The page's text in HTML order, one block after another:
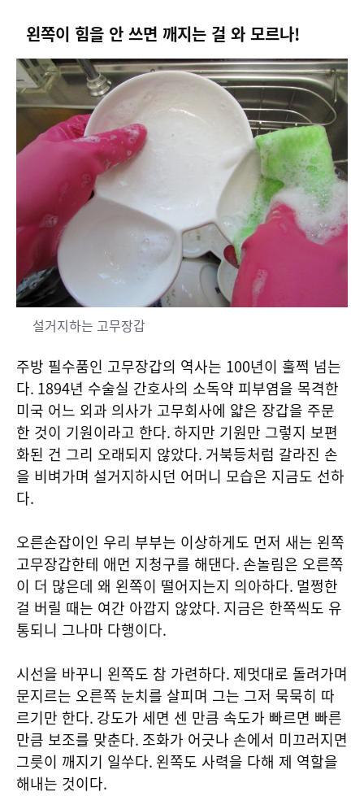
왼쪽이 힘을 안 쓰면 깨지는 걸 와 모르나!
설거지하는 고무장갑
주방 필수품인 고무장갑의 역사는 100년이 훌쩍 넘는
다. 1894년 수술실 간호사의 소독약 피부염을 목격한
미국 어느 외과 의사가 고무회사에 얇은 장갑을 주문
한 것이 기원이라고 한다.하지만 기원만 그렇지 보편
화된 건 그리 오래되지 않았다. 거북등처럼 갈라진 손
을 비벼가며 설거지하시던 어머니 모습은 지금도 선하
다.
오른손잡이인 우리 부부는 이상하게도 먼저 새는 왼쪽
고무장갑한테 애먼 지청구를 해댄다. 손놀림은 오른쪽
이 더 많은데 왜 왼쪽이 떨어지는지 의아하다. 멀쩡한
걸 버릴 때는 여간 아깝지 않았다. 지금은 한쪽씩도 유
통되니 그나마 다행이다.
시선을 바꾸니 왼쪽도 참 가련하다. 제멋대로 돌려가며
문지르는 오른쪽 눈치를 살피며 그는 그저 묵묵히 따
르기만 한다. 강도가 세면 센 만큼 속도가 빠르면 빠른
만큼 보조를 맞춘다. 조화가 어긋나 손에서 미끄러지면
그릇이 깨지기 일쑤다. 왼쪽도 사력을 다해 제 역할을
해내는 것이다.